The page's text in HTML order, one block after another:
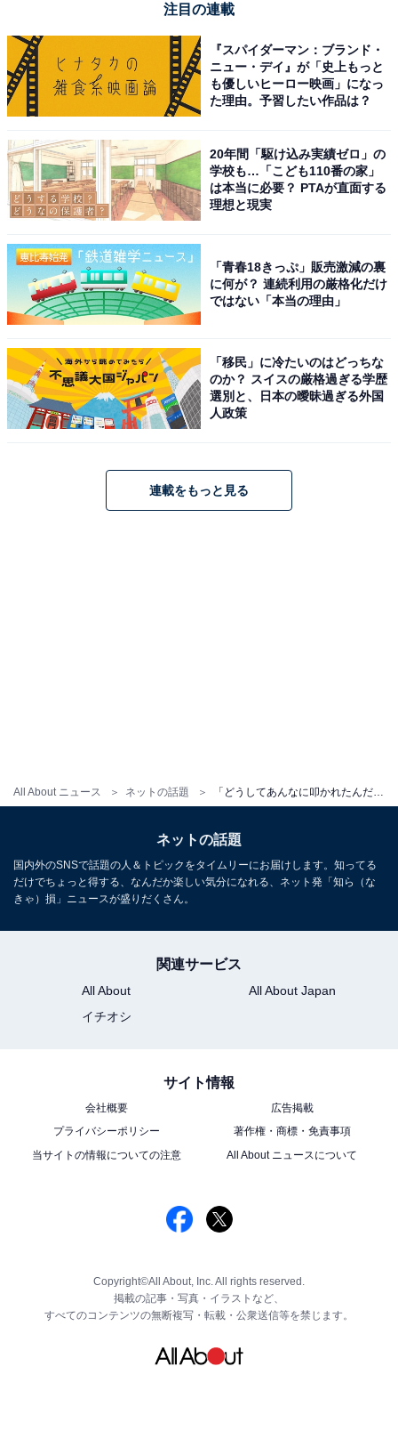
All About ニュース ネットの話題 「どうしてあんなに叩かれたんだろう？」兒玉遥、過去に整形やカラコンでバッシング受け心境を吐露
注目の連載
『スパイダーマン：ブランド・
ニュー・デイ』が「史上もっと
も優しいヒーロー映画」になっ
た理由。予習したい作品は？
20年間「駆け込み実績ゼロ」の
学校も…「こども110番の家」
は本当に必要？ PTAが直面する
理想と現実
「青春18きっぷ」販売激減の裏
に何が？ 連続利用の厳格化だけ
ではない「本当の理由」
「移民」に冷たいのはどっちな
のか？ スイスの厳格過ぎる学歴
選別と、日本の曖昧過ぎる外国
人政策
連載をもっと見る
ネットの話題
国内外のSNSで話題の人＆トピックをタイムリーにお届けします。知ってる
だけでちょっと得する、なんだか楽しい気分になれる、ネット発「知ら（な
きゃ）損」ニュースが盛りだくさん。
関連サービス
All About
All About Japan
イチオシ
サイト情報
会社概要
広告掲載
プライバシーポリシー
著作権・商標・免責事項
当サイトの情報についての注意
All About ニュースについて
Copyright©All About, Inc. All rights reserved.
掲載の記事・写真・イラストなど、
すべてのコンテンツの無断複写・転載・公衆送信等を禁じます。